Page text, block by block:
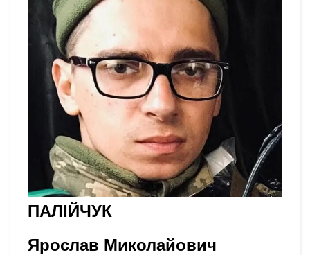
ПАЛІЙЧУК
Ярослав Миколайович